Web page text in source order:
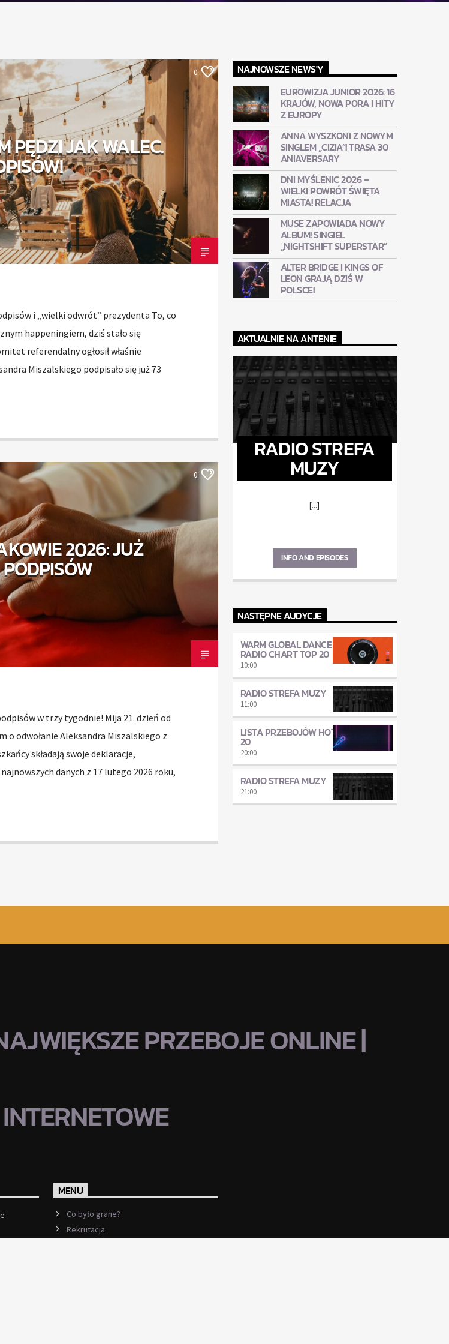
0
PĘDZI JAK WALEC.
i „wielki odwrót” prezydenta To, co
happeningiem, dziś stało się
referendalny ogłosił właśnie
Miszalskiego podpisało się już 73
0
2026: JUŻ
w trzy tygodnie! Mija 21. dzień od
odwołanie Aleksandra Miszalskiego z
składają swoje deklaracje,
danych z 17 lutego 2026 roku,
NAJNOWSZE NEWS'Y
EUROWIZJA JUNIOR 2026: 16
KRAJÓW, NOWA PORA I HITY
Z EUROPY
ANNA WYSZKONI Z NOWYM
SINGLEM „CIZIA”! TRASA 30
ANIAVERSARY
DNI MYŚLENIC 2026 –
WIELKI POWRÓT ŚWIĘTA
MIASTA! RELACJA
MUSE ZAPOWIADA NOWY
ALBUM! SINGIEL
„NIGHTSHIFT SUPERSTAR”
ALTER BRIDGE I KINGS OF
LEON GRAJĄ DZIŚ W
POLSCE!
AKTUALNIE NA ANTENIE
RADIO STREFA
MUZY
[...]
INFO AND EPISODES
NASTĘPNE AUDYCJE
WARM GLOBAL DANCE
RADIO CHART TOP 20
10:00
RADIO STREFA MUZY
11:00
LISTA PRZEBOJÓW HOT
20
20:00
RADIO STREFA MUZY
21:00
PRZEBOJE ONLINE |
MENU
Co było grane?
Rekrutacja